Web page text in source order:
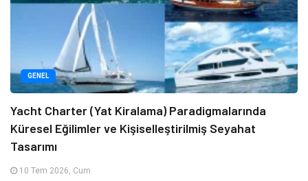
GENEL
Yacht Charter (Yat Kiralama) Paradigmalarında
Küresel Eğilimler ve Kişiselleştirilmiş Seyahat
Tasarımı
10 Tem 2026, Cum